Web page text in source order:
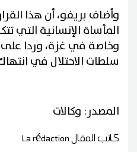
وأضاف بريفو، أن هذا
المأساة الإنسانية
وخاصة في غزة، وردا على
سلطات الاحتلال في
المصدر: وكالات
كاتب المقالLa rédaction